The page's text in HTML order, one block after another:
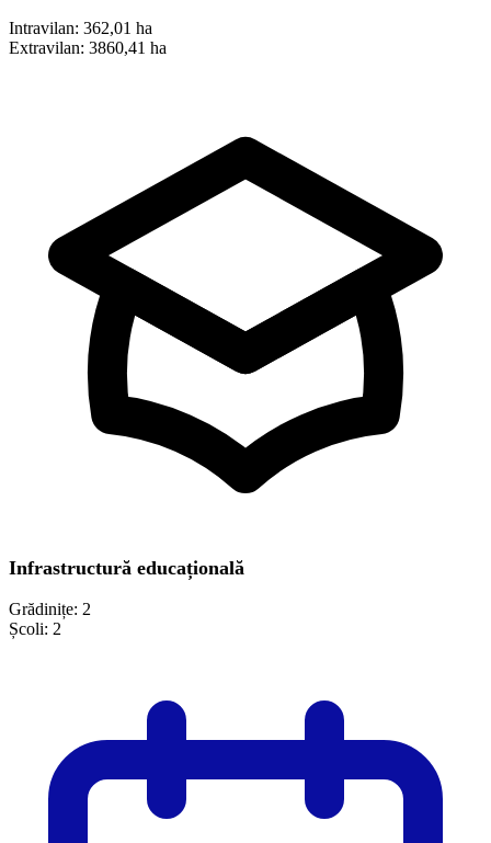
Intravilan: 362,01 ha
Extravilan: 3860,41 ha
Infrastructură educațională
Grădinițe: 2
Școli: 2